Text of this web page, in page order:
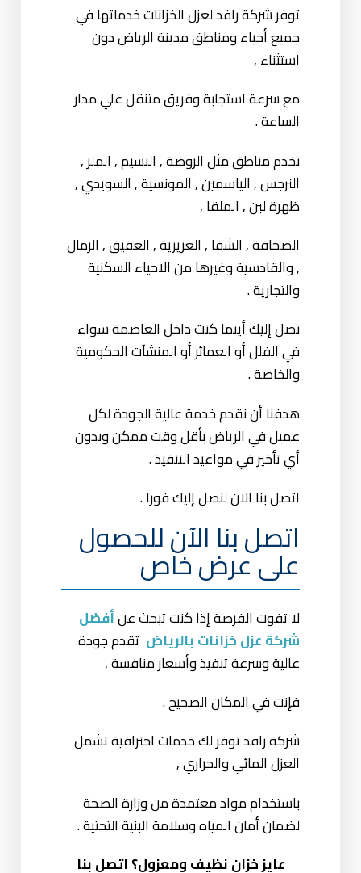
توفر شركة رافد لعزل الخزانات خدماتها في
جميع أحياء ومناطق مدينة الرياض دون
استثناء ,
مع سرعة استجابة وفريق متنقل علي مدار
الساعة .
نخدم مناطق مثل الروضة , النسيم , الملز ,
النرجس , الياسمين , المونسية , السويدي ,
ظهرة لبن , الملقا ,
الصحافة , الشفا , العزيزية , العقيق , الرمال
, والقادسية وغيرها من الاحياء السكنية
والتجارية .
نصل إليك أينما كنت داخل العاصمة سواء
في الفلل أو العمائر أو المنشآت الحكومية
والخاصة .
هدفنا أن نقدم خدمة عالية الجودة لكل
عميل في الرياض بأقل وقت ممكن وبدون
أي تأخير في مواعيد التنفيذ .
اتصل بنا الان لنصل إليك فورا .
اتصل بنا الآن للحصول
على عرض خاص
لا تفوت الفرصة إذا كنت تبحث عنأفضل
شركة عزل خزانات بالرياض تقدم جودة
عالية وسرعة تنفيذ وأسعار منافسة ,
فإنت في المكان الصحيح .
شركة رافد توفر لك خدمات احترافية تشمل
العزل المائي والحراري ,
باستخدام مواد معتمدة من وزارة الصحة
لضمان أمان المياه وسلامة البنية التحتية .
عايز خزان نظيف ومعزول؟ اتصل بنا